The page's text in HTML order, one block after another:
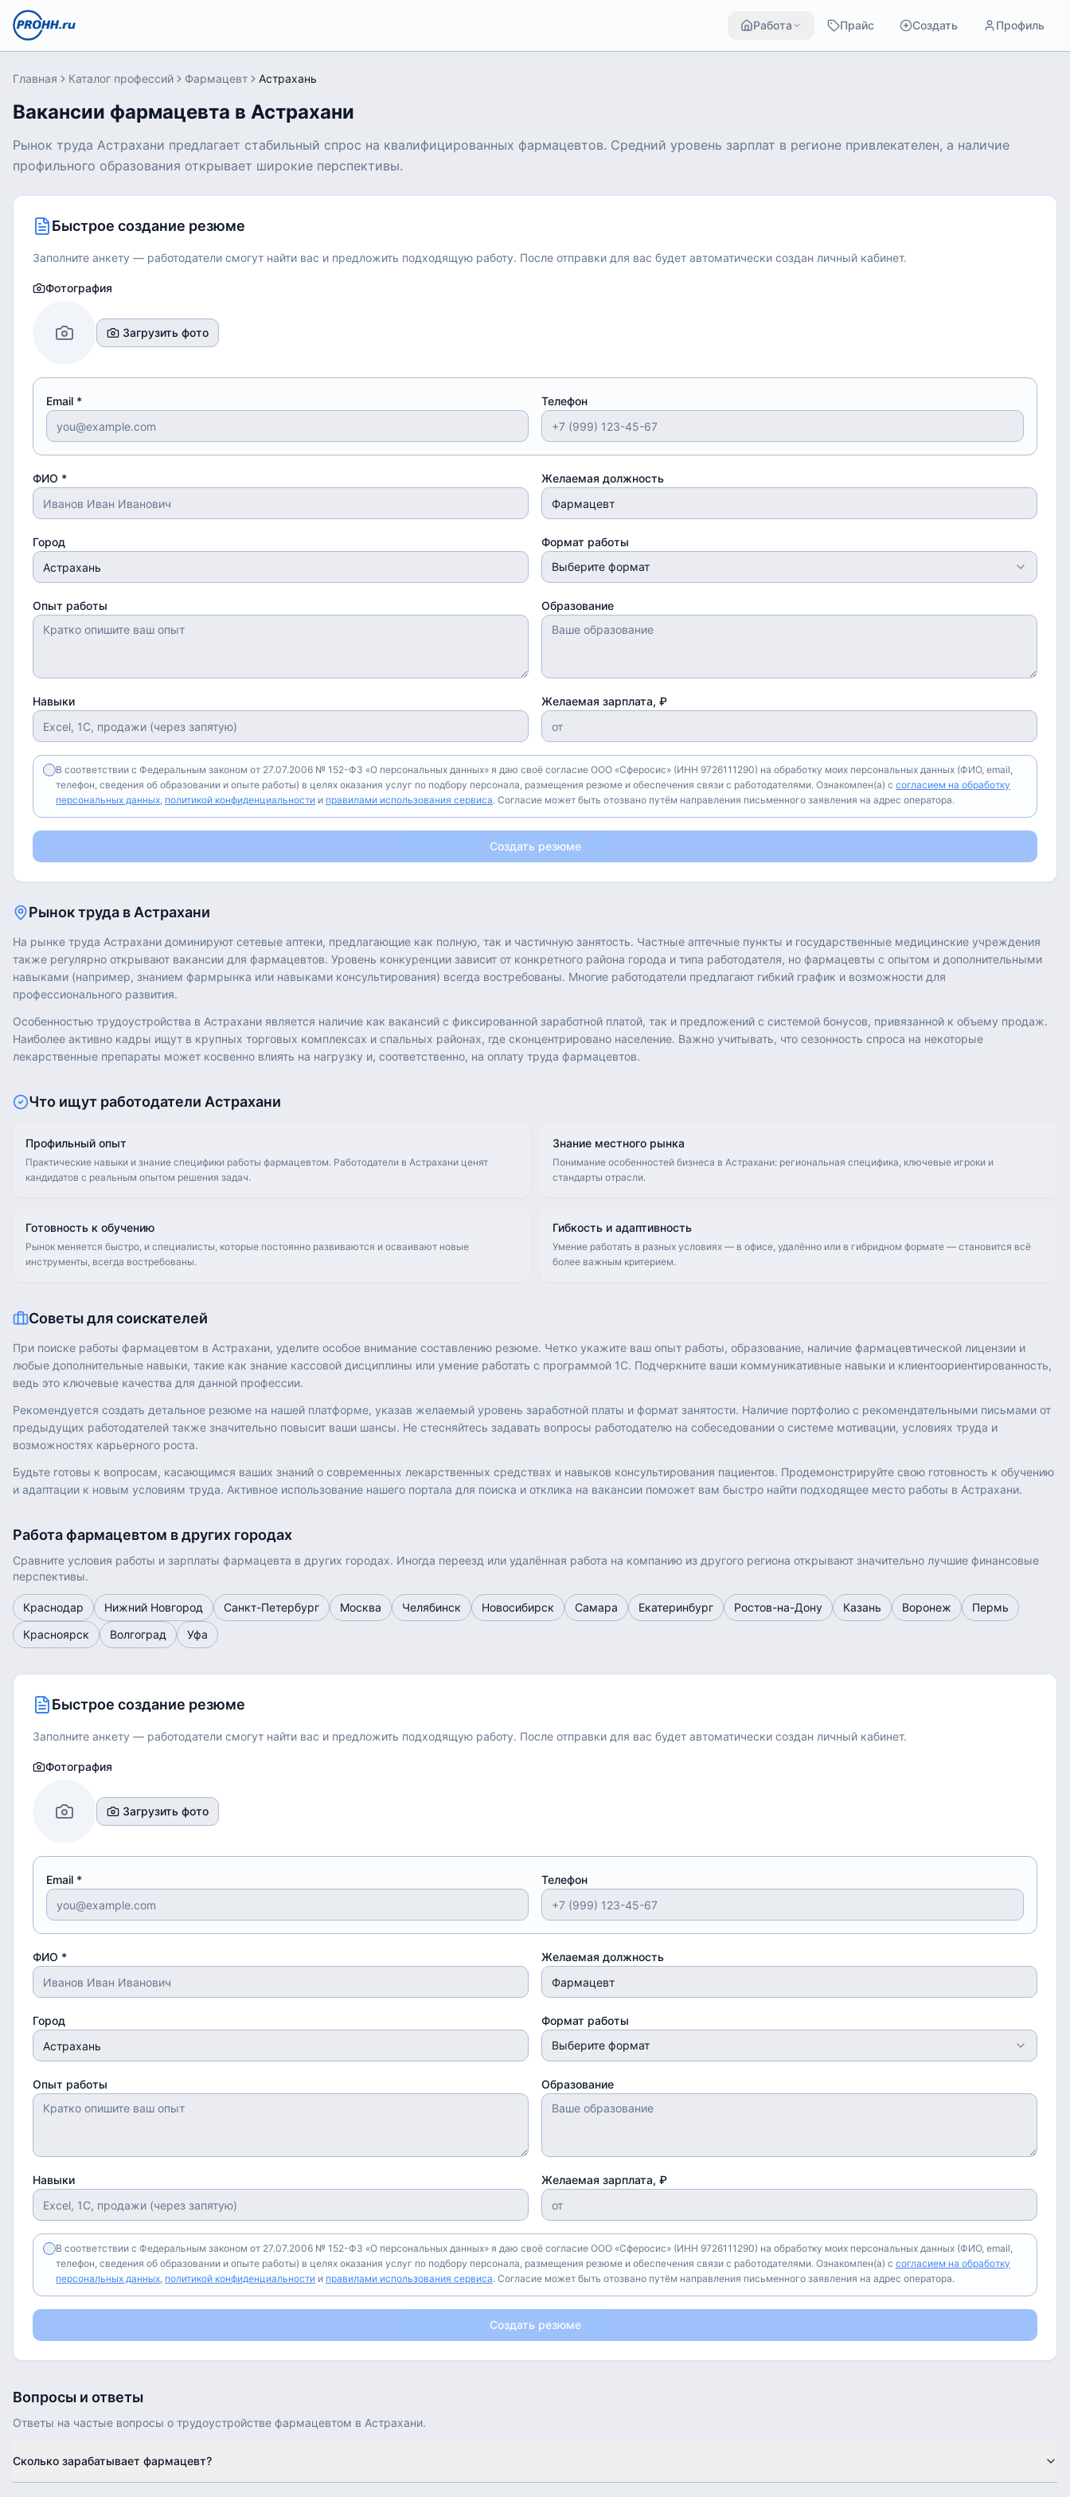
Работа Прайс Создать Профиль
Главная Каталог профессий Фармацевт Астрахань
Вакансии фармацевта в Астрахани
Рынок труда Астрахани предлагает стабильный спрос на квалифицированных фармацевтов. Средний уровень зарплат в регионе привлекателен, а наличие
профильного образования открывает широкие перспективы.
Быстрое создание резюме
Заполните анкету — работодатели смогут найти вас и предложить подходящую работу. После отправки для вас будет автоматически создан личный кабинет.
Фотография
Загрузить фото
Email * Телефон
ФИО * Желаемая должность
Город
Формат работы
Выберите формат
Опыт работы Образование
Навыки Желаемая зарплата, ₽
В соответствии с Федеральным законом от 27.07.2006 № 152-ФЗ «О персональных данных» я даю своё согласие ООО «Сферосис» (ИНН 9726111290) на обработку моих персональных данных (ФИО, email,
телефон, сведения об образовании и опыте работы) в целях оказания услуг по подбору персонала, размещения резюме и обеспечения связи с работодателями. Ознакомлен(а) с согласием на обработку
персональных данных, политикой конфиденциальности и правилами использования сервиса. Согласие может быть отозвано путём направления письменного заявления на адрес оператора.
Создать резюме
Рынок труда в Астрахани
На рынке труда Астрахани доминируют сетевые аптеки, предлагающие как полную, так и частичную занятость. Частные аптечные пункты и государственные медицинские учреждения
также регулярно открывают вакансии для фармацевтов. Уровень конкуренции зависит от конкретного района города и типа работодателя, но фармацевты с опытом и дополнительными
навыками (например, знанием фармрынка или навыками консультирования) всегда востребованы. Многие работодатели предлагают гибкий график и возможности для
профессионального развития.
Особенностью трудоустройства в Астрахани является наличие как вакансий с фиксированной заработной платой, так и предложений с системой бонусов, привязанной к объему продаж.
Наиболее активно кадры ищут в крупных торговых комплексах и спальных районах, где сконцентрировано население. Важно учитывать, что сезонность спроса на некоторые
лекарственные препараты может косвенно влиять на нагрузку и, соответственно, на оплату труда фармацевтов.
Что ищут работодатели Астрахани
Профильный опыт
Практические навыки и знание специфики работы фармацевтом. Работодатели в Астрахани ценят
кандидатов с реальным опытом решения задач.
Знание местного рынка
Понимание особенностей бизнеса в Астрахани: региональная специфика, ключевые игроки и
стандарты отрасли.
Готовность к обучению
Рынок меняется быстро, и специалисты, которые постоянно развиваются и осваивают новые
инструменты, всегда востребованы.
Гибкость и адаптивность
Умение работать в разных условиях — в офисе, удалённо или в гибридном формате — становится всё
более важным критерием.
Советы для соискателей
При поиске работы фармацевтом в Астрахани, уделите особое внимание составлению резюме. Четко укажите ваш опыт работы, образование, наличие фармацевтической лицензии и
любые дополнительные навыки, такие как знание кассовой дисциплины или умение работать с программой 1С. Подчеркните ваши коммуникативные навыки и клиентоориентированность,
ведь это ключевые качества для данной профессии.
Рекомендуется создать детальное резюме на нашей платформе, указав желаемый уровень заработной платы и формат занятости. Наличие портфолио с рекомендательными письмами от
предыдущих работодателей также значительно повысит ваши шансы. Не стесняйтесь задавать вопросы работодателю на собеседовании о системе мотивации, условиях труда и
возможностях карьерного роста.
Будьте готовы к вопросам, касающимся ваших знаний о современных лекарственных средствах и навыков консультирования пациентов. Продемонстрируйте свою готовность к обучению
и адаптации к новым условиям труда. Активное использование нашего портала для поиска и отклика на вакансии поможет вам быстро найти подходящее место работы в Астрахани.
Работафармацевтом в других городах
Сравните условия работы и зарплаты фармацевта в других городах. Иногда переезд или удалённая работа на компанию из другого региона открывают значительно лучшие финансовые
перспективы.
Краснодар Нижний Новгород Санкт-Петербург Москва Челябинск Новосибирск Самара Екатеринбург Ростов-на-Дону Казань Воронеж
Пермь
Красноярск
Волгоград Уфа
Быстрое создание резюме
Заполните анкету — работодатели смогут найти вас и предложить подходящую работу. После отправки для вас будет автоматически создан личный кабинет.
Фотография
Загрузить фото
Email * Телефон
ФИО * Желаемая должность
Город
Формат работы
Выберите формат
Опыт работы Образование
Навыки Желаемая зарплата, ₽
В соответствии с Федеральным законом от 27.07.2006 № 152-ФЗ «О персональных данных» я даю своё согласие ООО «Сферосис» (ИНН 9726111290) на обработку моих персональных данных (ФИО, email,
телефон, сведения об образовании и опыте работы) в целях оказания услуг по подбору персонала, размещения резюме и обеспечения связи с работодателями. Ознакомлен(а) с согласием на обработку
персональных данных, политикой конфиденциальности и правилами использования сервиса. Согласие может быть отозвано путём направления письменного заявления на адрес оператора.
Создать резюме
Вопросы и ответы
Ответы на частые вопросы о трудоустройстве фармацевтом в Астрахани.
Сколько зарабатывает фармацевт?